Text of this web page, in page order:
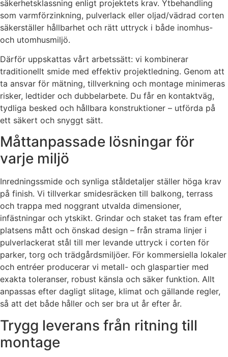
säkerhetsklassning enligt projektets krav. Ytbehandling
som varmförzinkning, pulverlack eller oljad/vädrad corten
säkerställer hållbarhet och rätt uttryck i både inomhus-
och utomhusmiljö.
Därför uppskattas vårt arbetssätt: vi kombinerar
traditionellt smide med effektiv projektledning. Genom att
ta ansvar för mätning, tillverkning och montage minimeras
risker, ledtider och dubbelarbete. Du får en kontaktväg,
tydliga besked och hållbara konstruktioner – utförda på
ett säkert och snyggt sätt.
Måttanpassade lösningar för
varje miljö
Inredningssmide och synliga ståldetaljer ställer höga krav
på finish. Vi tillverkar smidesräcken till balkong, terrass
och trappa med noggrant utvalda dimensioner,
infästningar och ytskikt. Grindar och staket tas fram efter
platsens mått och önskad design – från strama linjer i
pulverlackerat stål till mer levande uttryck i corten för
parker, torg och trädgårdsmiljöer. För kommersiella lokaler
och entréer producerar vi metall- och glaspartier med
exakta toleranser, robust känsla och säker funktion. Allt
anpassas efter dagligt slitage, klimat och gällande regler,
så att det både håller och ser bra ut år efter år.
Trygg leverans från ritning till
montage